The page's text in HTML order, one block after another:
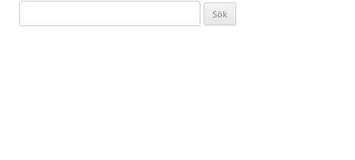
efter: